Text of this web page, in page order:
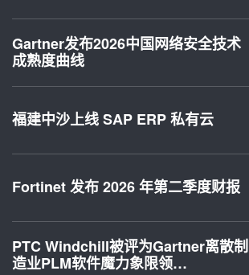
Gartner发布2026中国网络安全技术
成熟度曲线
福建中沙上线 SAP ERP 私有云
Fortinet 发布 2026 年第二季度财报
PTC Windchill被评为Gartner离散制
造业PLM软件魔力象限领…